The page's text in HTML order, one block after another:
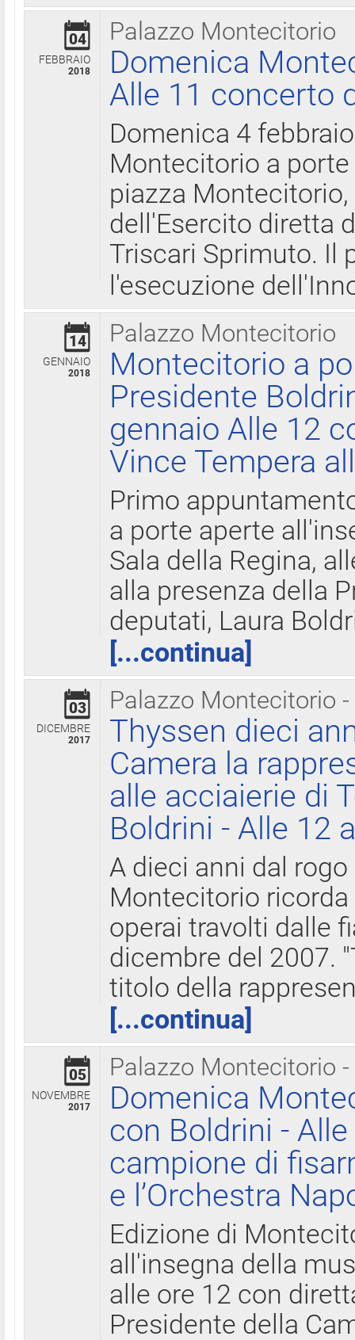
Palazzo Montecitorio
04
FEBBRAIO
2018
Domenica
Alle 11 concerto
Domenica 4
Montecitorio a
piazza
dell'Esercito diretta
Triscari Sprimuto. Il
l'esecuzione
Palazzo Montecitorio
14
GENNAIO
2018
Montecitorio a
Presidente
gennaio Alle 12
Vince Tempera
Primo
a porte aperte
Sala della Regina,
alla presenza della
deputati, Laura
[...continua]
Palazzo Montecitorio
03
DICEMBRE
2017
Thyssen dieci
Camera la
alle acciaierie di
Boldrini - Alle 12
A dieci anni dal
Montecitorio
operai travolti dalle
dicembre del 2007.
titolo della
[...continua]
Palazzo Montecitorio
05
NOVEMBRE
2017
Domenica
con Boldrini -
campione di
e l’Orchestra
Edizione di
all'insegna della
alle ore 12 con
Presidente della